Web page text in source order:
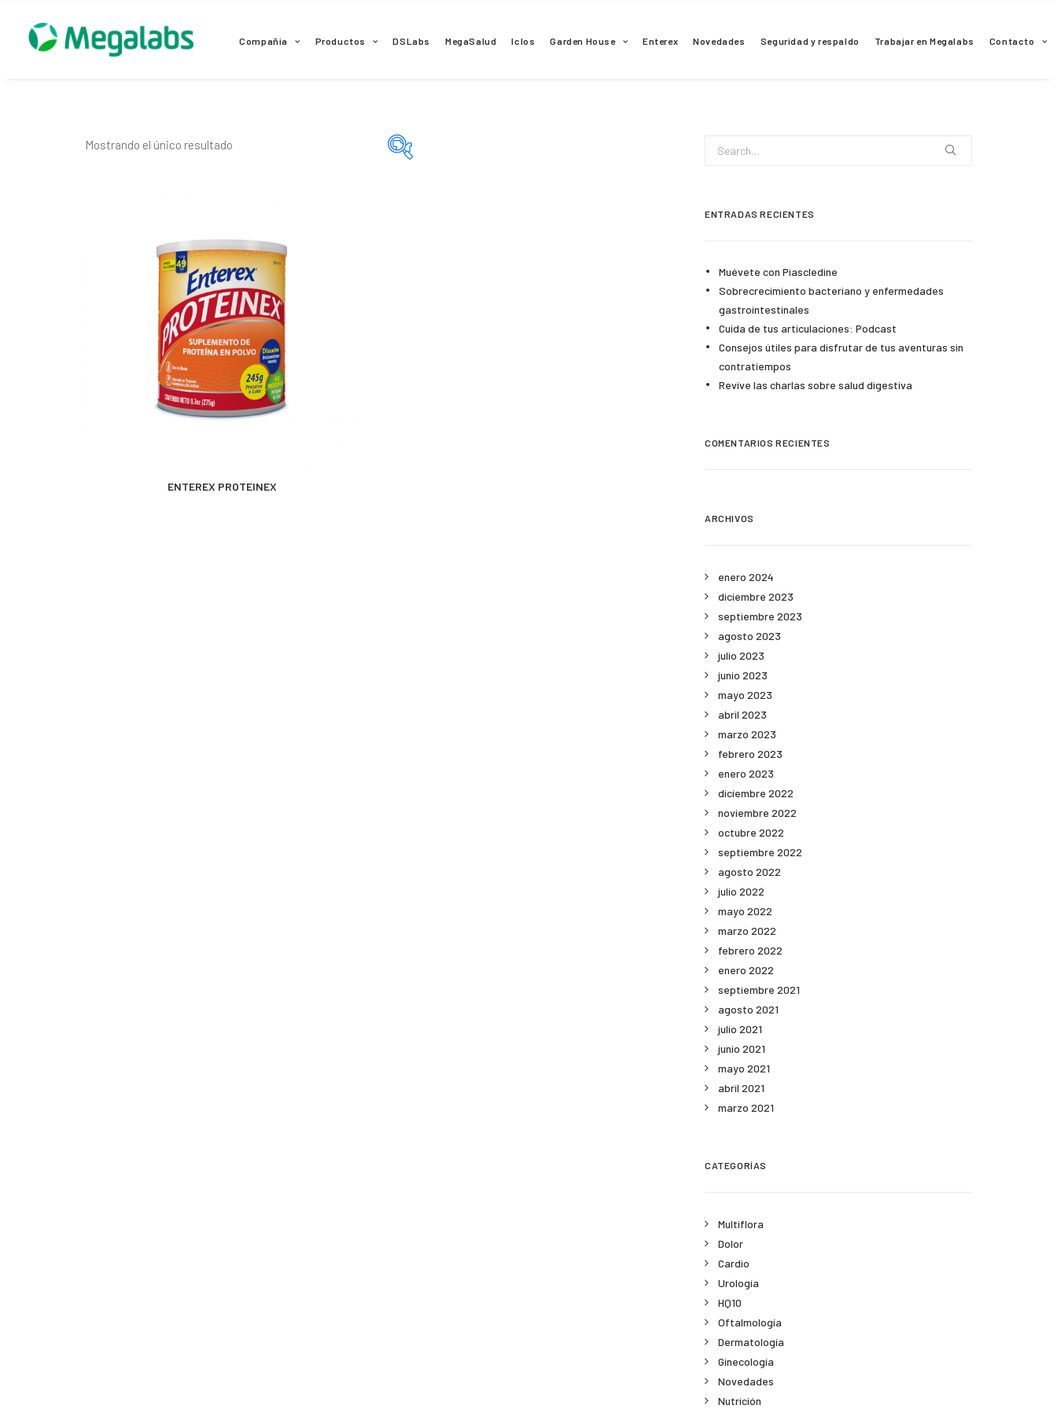
Compañia Productos DSLabs MegaSalud Iclos Garden House Enterex Novedades Seguridad y respaldo Trabajar en Megalabs Contacto
Mostrando el único resultado
MÁS INFORMACIÓN
ENTEREX PROTEINEX
ENTRADAS RECIENTES
Muévete con Piascledine
Sobrecrecimiento bacteriano y enfermedades
gastrointestinales
Cuida de tus articulaciones: Podcast
Consejos útiles para disfrutar de tus aventuras sin
contratiempos
Revive las charlas sobre salud digestiva
COMENTARIOS RECIENTES
ARCHIVOS
enero 2024
diciembre 2023
septiembre 2023
agosto 2023
julio 2023
junio 2023
mayo 2023
abril 2023
marzo 2023
febrero 2023
enero 2023
diciembre 2022
noviembre 2022
octubre 2022
septiembre 2022
agosto 2022
julio 2022
mayo 2022
marzo 2022
febrero 2022
enero 2022
septiembre 2021
agosto 2021
julio 2021
junio 2021
mayo 2021
abril 2021
marzo 2021
CATEGORÍAS
Multiflora
Dolor
Cardio
Urología
HQ10
Oftalmología
Dermatología
Ginecología
Novedades
Nutrición